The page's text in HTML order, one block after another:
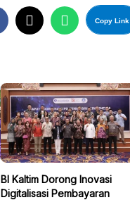
Copy Link
BI Kaltim Dorong Inovasi
Digitalisasi Pembayaran